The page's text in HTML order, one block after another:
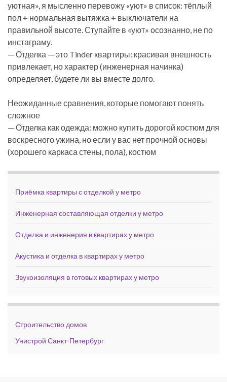
уютная», я мысленно перевожу «уют» в список: тёплый
пол + нормальная вытяжка + выключатели на
правильной высоте. Ступайте в «уют» осознанно, не по
инстаграму.
— Отделка — это Tinder квартиры: красивая внешность
привлекает, но характер (инженерная начинка)
определяет, будете ли вы вместе долго.
Неожиданные сравнения, которые помогают понять
сложное
— Отделка как одежда: можно купить дорогой костюм для
воскресного ужина, но если у вас нет прочной основы
(хорошего каркаса стены, пола), костюм
Приёмка квартиры с отделкой у метро
Инженерная составляющая отделки у метро
Отделка и инженерия в квартирах у метро
Акустика и отделка в квартирах у метро
Звукоизоляция в готовых квартирах у метро
Строительство домов
Унистрой Санкт-Петербург